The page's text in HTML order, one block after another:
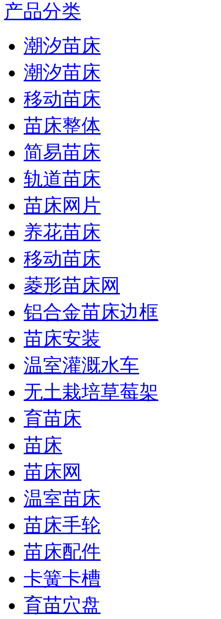
产品分类
潮汐苗床
潮汐苗床
移动苗床
苗床整体
简易苗床
轨道苗床
苗床网片
养花苗床
移动苗床
菱形苗床网
铝合金苗床边框
苗床安装
温室灌溉水车
无土栽培草莓架
育苗床
苗床
苗床网
温室苗床
苗床手轮
苗床配件
卡簧卡槽
育苗穴盘